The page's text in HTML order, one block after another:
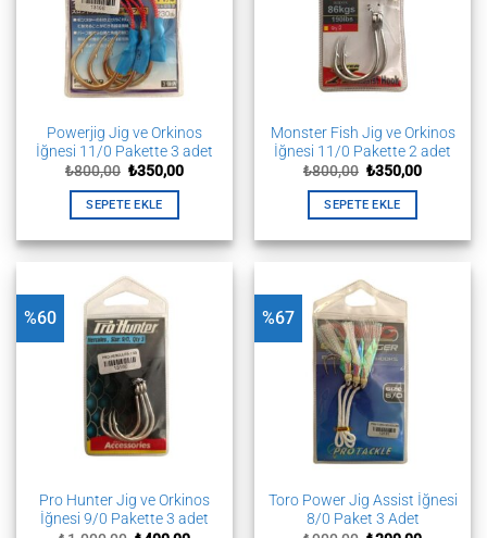
Powerjig Jig ve Orkinos
İğnesi 11/0 Pakette 3 adet
₺800,00 Orijinal
₺800,00.
₺350,00Şu
SEPETE EKLE
Monster Fish Jig ve Orkinos
İğnesi 11/0 Pakette 2 adet
₺800,00 Orijinal
₺800,00.
₺350,00Şu
SEPETE EKLE
%60
Pro Hunter Jig ve Orkinos
İğnesi 9/0 Pakette 3 adet
%67
Toro Power Jig Assist İğnesi
8/0 Paket 3 Adet